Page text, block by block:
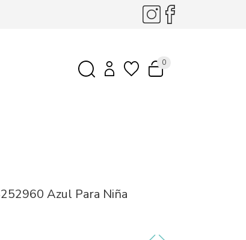
0
Azul Para Niña